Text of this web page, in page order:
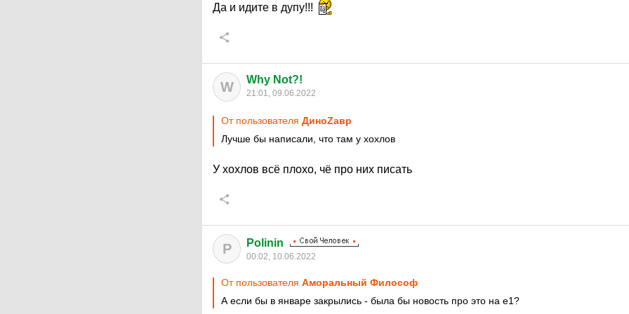
Да и идите в дупу!!!
W Why Not?!
21:01, 09.06.2022
От пользователя ДиноZавp
Лучше бы написали, что там у хохлов
У хохлов всё плохо, чё про них писать
P Polinin
00:02, 10.06.2022
От пользователя Аморальный Философ
А если бы в январе закрылись - была бы новость про это на е1?